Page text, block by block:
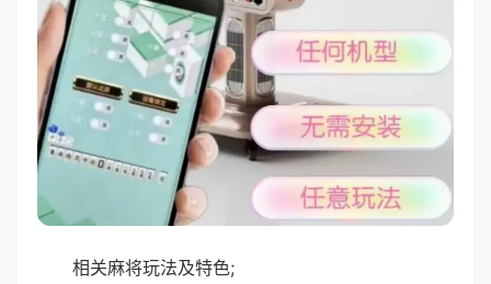
相关麻将玩法及特色;